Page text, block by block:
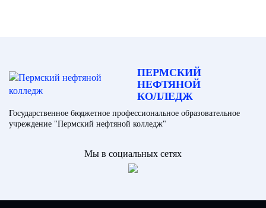
ПЕРМСКИЙ
НЕФТЯНОЙ
КОЛЛЕДЖ
Государственное бюджетное профессиональное образовательное
учреждение "Пермский нефтяной колледж"
Мы в социальных сетях